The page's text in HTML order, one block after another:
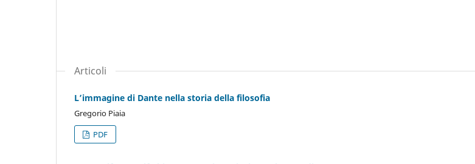
Articoli
L’immagine di Dante nella storia della filosofia
Gregorio Piaia
PDF